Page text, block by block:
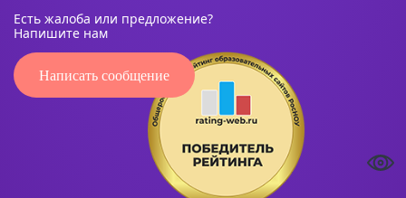
Есть жалоба или предложение?
Напишите нам
Написать сообщение